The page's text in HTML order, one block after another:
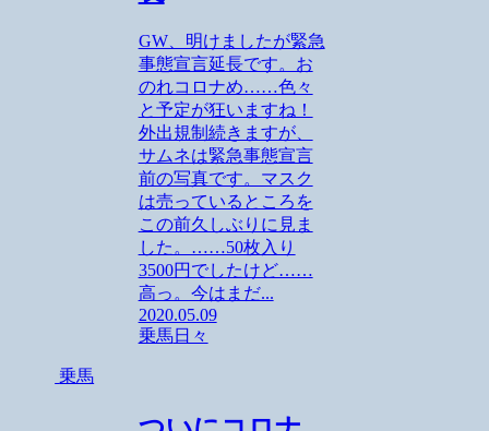
GW、明けましたが緊急
事態宣言延長です。お
のれコロナめ……色々
と予定が狂いますね！
外出規制続きますが、
サムネは緊急事態宣言
前の写真です。マスク
は売っているところを
この前久しぶりに見ま
した。……50枚入り
3500円でしたけど……
高っ。今はまだ...
2020.05.09
乗馬日々
乗馬